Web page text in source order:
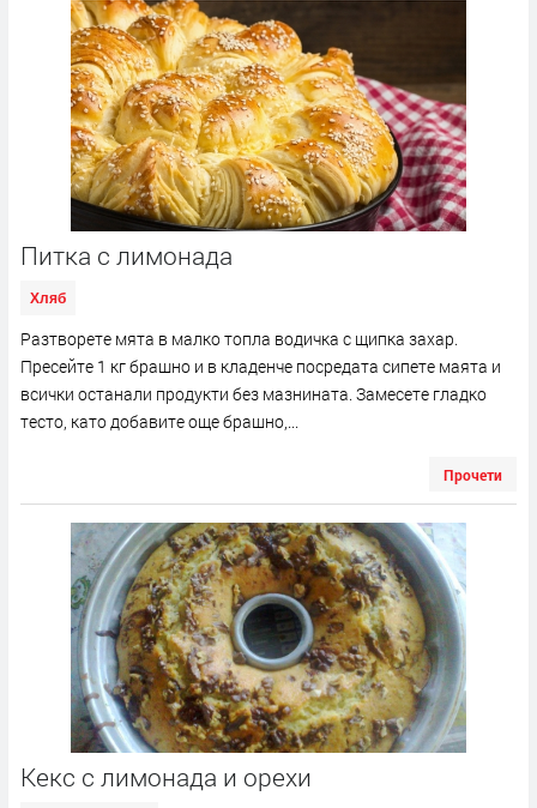
Питка с лимонада
Хляб
Разтворете мята в малко топла водичка с щипка захар.
Пресейте 1 кг брашно и в кладенче посредата сипете маята и
всички останали продукти без мазнината. Замесете гладко
тесто, като добавите още брашно,...
Прочети
Кекс с лимонада и орехи